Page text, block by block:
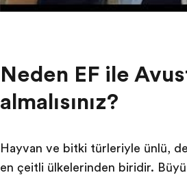
Neden EF ile
almalısınız?
Hayvan ve bitki türleriyle ünlü,
en çeşitli ülkelerinden biridir.